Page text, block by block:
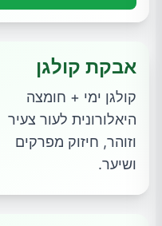
אבקת קולגן
קולגן ימי + חומצה
היאלורונית לעור צעיר
וזוהר, חיזוק מפרקים
ושיער.